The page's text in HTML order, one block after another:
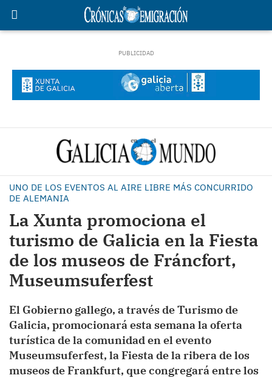
UNO DE LOS EVENTOS AL AIRE LIBRE MÁS CONCURRIDO
DE ALEMANIA
La Xunta promociona el
turismo de Galicia en la Fiesta
de los museos de Fráncfort,
Museumsuferfest
El Gobierno gallego, a través de Turismo de
Galicia, promocionará esta semana la oferta
turística de la comunidad en el evento
Museumsuferfest, la Fiesta de la ribera de los
museos de Frankfurt, que congregará entre los